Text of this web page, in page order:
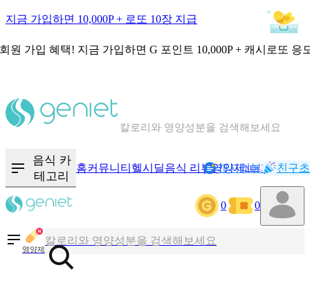
지금 가입하면 10,000P + 로또 10장 지급
원 가입 혜택! 지금 가입하면 G 포인트 10,000P + 캐시로또 응
칼로리와 영양성분을 검색해보세요
음식 카
테고리
홈커뮤니티 헬시딜음식 리뷰영양제NEW기록
캐시리뷰 친구
0 0
영양제
칼로리와 영양성분을 검색해보세요
혈당 · 다이어트 음식 검색해보세요